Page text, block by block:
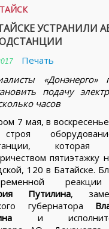
УСТРАНИЛИ
Печать
«Донэнерго»
подачу
часов
7 мая, в
которая
пятиэтажку
120 в Батайске.
Путилина,
губернатора
и